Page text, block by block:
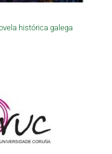
histórica galega